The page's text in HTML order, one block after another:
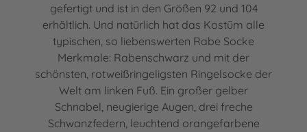
gefertigt und ist in den Größen 92 und 104
erhältlich. Und natürlich hat das Kostüm alle
typischen, so liebenswerten Rabe Socke
Merkmale: Rabenschwarz und mit der
schönsten, rotweißringeligsten Ringelsocke der
Welt am linken Fuß. Ein großer gelber
Schnabel, neugierige Augen, drei freche
Schwanzfedern, leuchtend orangefarbene